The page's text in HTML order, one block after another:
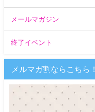
メールマガジン
終了イベント
メルマガ割ならこちら！